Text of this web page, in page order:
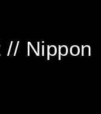
// Nippon